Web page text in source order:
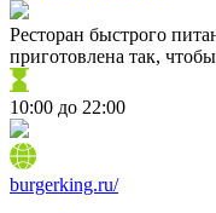
Ресторан быстрого
приготовлена так,
10:00 до 22:00
burgerking.ru/